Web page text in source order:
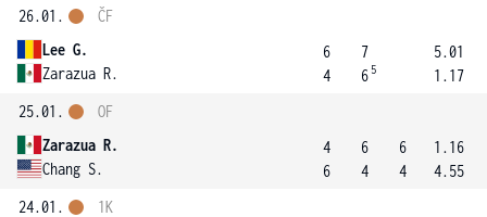
26.01.
Lee G.
Zarazua R.
ČF
6
4
7
6 5
5.01
1.17
25.01.
Zarazua R.
Chang S.
OF
4
6
6
4
6
4
1.16
4.55
24.01.
1K